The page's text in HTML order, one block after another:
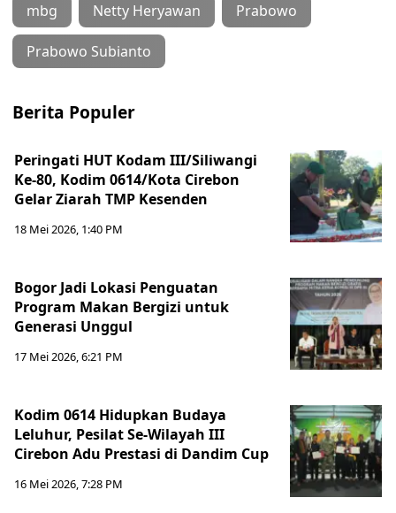
mbg Netty Heryawan Prabowo
Prabowo Subianto
Berita Populer
Peringati HUT Kodam III/Siliwangi
Ke-80, Kodim 0614/Kota Cirebon
Gelar Ziarah TMP Kesenden
18 Mei 2026, 1:40 PM
Bogor Jadi Lokasi Penguatan
Program Makan Bergizi untuk
Generasi Unggul
17 Mei 2026, 6:21 PM
Kodim 0614 Hidupkan Budaya
Leluhur, Pesilat Se-Wilayah III
Cirebon Adu Prestasi di Dandim Cup
16 Mei 2026, 7:28 PM